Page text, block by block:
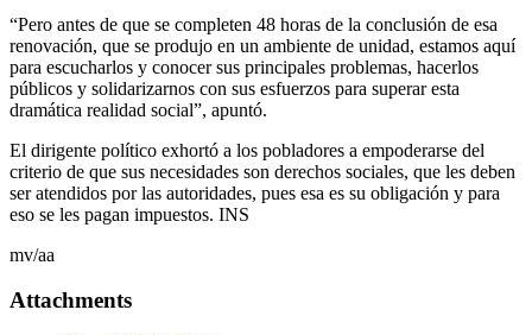
“Pero antes de que se completen 48 horas de la conclusión de esa
renovación, que se produjo en un ambiente de unidad, estamos aquí
para escucharlos y conocer sus principales problemas, hacerlos
públicos y solidarizarnos con sus esfuerzos para superar esta
dramática realidad social”, apuntó.
El dirigente político exhortó a los pobladores a empoderarse del
criterio de que sus necesidades son derechos sociales, que les deben
ser atendidos por las autoridades, pues esa es su obligación y para
eso se les pagan impuestos. INS
mv/aa
Attachments